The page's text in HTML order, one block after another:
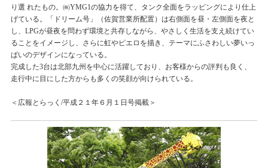
り選 れたもの。㈱YMG1の協力を得て、タンク全面をラッピングにより仕上
げている。「ドリーム号」（佐賀営業所配置）は右側面を昼・左側面を夜と
し、LPGが昼夜を問わず環境と共存しながら、やさしく生活を支え続けてい
ることをイメージし、さらに虹やピエロを描き、テーマにふさわしい夢いっ
ぱいのデザインになっている。
完成した3台は北部九州を中心に活躍しており、お客様からの評判も良く、
走行中に目にした方からも多くの笑顔が向けられている。
＜広報とらっく/平成２１年６月１日号掲載＞